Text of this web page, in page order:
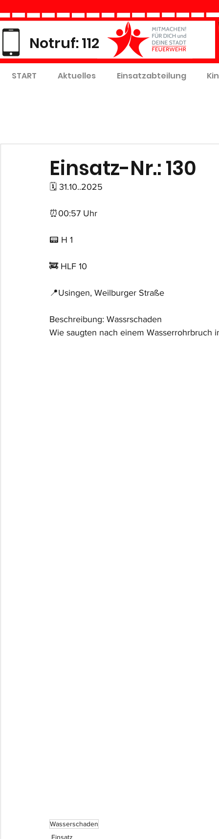
Notruf: 112
START Aktuelles Einsatzabteilung
Einsatz-Nr.: 130
🗓 31.10..2025
⏰00:57 Uhr
📟 H 1
🚒 HLF 10
📍Usingen, Weilburger Straße
Beschreibung: Wassrschaden
Wie saugten nach einem Wasserrohrbruch
Wasserschaden
Einsatz